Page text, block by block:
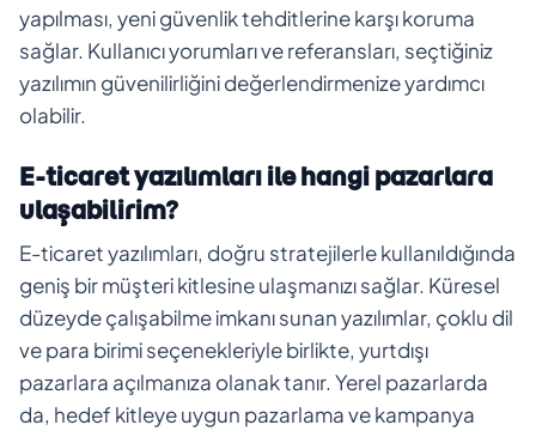
yapılması, yeni güvenlik tehditlerine karşı koruma
sağlar. Kullanıcı yorumları ve referansları, seçtiğiniz
yazılımın güvenilirliğini değerlendirmenize yardımcı
olabilir.
E-ticaret yazılımları ile hangi pazarlara
ulaşabilirim?
E-ticaret yazılımları, doğru stratejilerle kullanıldığında
geniş bir müşteri kitlesine ulaşmanızı sağlar. Küresel
düzeyde çalışabilme imkanı sunan yazılımlar, çoklu dil
ve para birimi seçenekleriyle birlikte, yurtdışı
pazarlara açılmanıza olanak tanır. Yerel pazarlarda
da, hedef kitleye uygun pazarlama ve kampanya